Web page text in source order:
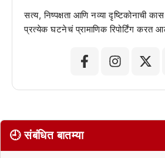
सत्य, निष्पक्षता आणि नव्या दृष्टिकोनाची
प्रत्येक घटनेचं प्रामाणिक रिपोर्टिंग करत
🕘 संबंधित बातम्या